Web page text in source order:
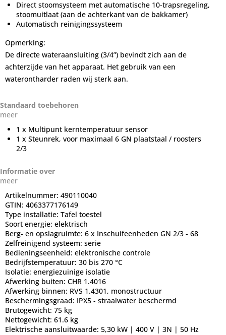
Direct stoomsysteem met automatische 10-trapsregeling,
stoomuitlaat (aan de achterkant van de bakkamer)
Automatisch reinigingssysteem
Opmerking:
De directe wateraansluiting (3/4”) bevindt zich aan de
achterzijde van het apparaat. Het gebruik van een
waterontharder raden wij sterk aan.
Standaard toebehoren
meer
1 x Multipunt kerntemperatuur sensor
1 x Steunrek, voor maximaal 6 GN plaatstaal / roosters
2/3
Informatie over
meer
Artikelnummer: 490110040
GTIN: 4063377176149
Type installatie: Tafel toestel
Soort energie: elektrisch
Berg- en opslagruimte: 6 x Inschuifeenheden GN 2/3 - 68
Zelfreinigend systeem: serie
Bedieningseenheid: elektronische controle
Bedrijfstemperatuur: 30 bis 270 °C
Isolatie: energiezuinige isolatie
Afwerking buiten: CHR 1.4016
Afwerking binnen: RVS 1.4301, monostructuur
Beschermingsgraad: IPX5 - straalwater beschermd
Brutogewicht: 75 kg
Nettogewicht: 61.6 kg
Elektrische aansluitwaarde: 5,30 kW | 400 V | 3N | 50 Hz